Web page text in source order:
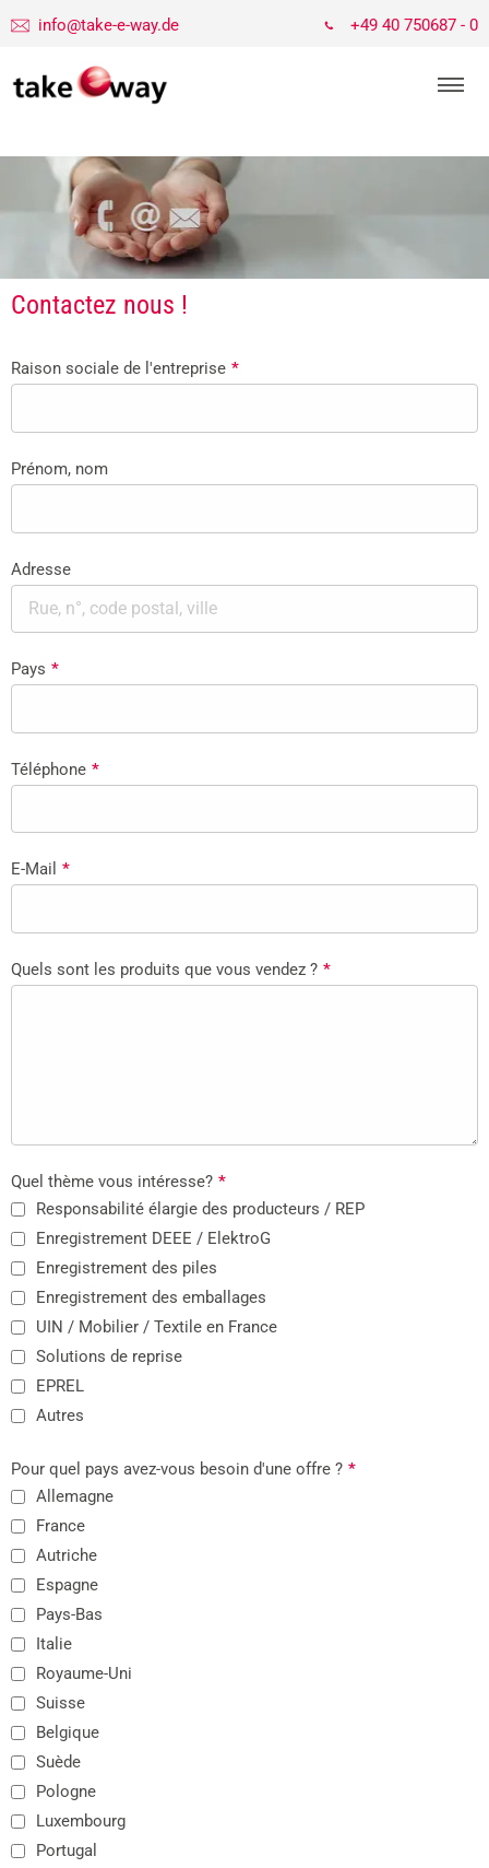
info@take-e-way.de +49 40 750687 - 0
Contactez nous !
Raison sociale de l'entreprise *
Prénom, nom
Adresse
Pays *
Téléphone *
E-Mail *
Quels sont les produits que vous vendez ? *
Quel thème vous intéresse? *
Responsabilité élargie des producteurs / REP
Enregistrement DEEE / ElektroG
Enregistrement des piles
Enregistrement des emballages
UIN / Mobilier / Textile en France
Solutions de reprise
EPREL
Autres
Pour quel pays avez-vous besoin d'une offre ? *
Allemagne
France
Autriche
Espagne
Pays-Bas
Italie
Royaume-Uni
Suisse
Belgique
Suède
Pologne
Luxembourg
Portugal